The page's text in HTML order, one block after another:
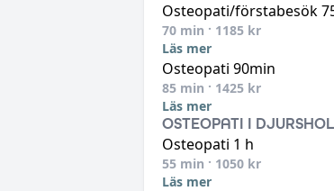
Osteopati/förstabesök
70 min · 1185 kr
Läs mer
Osteopati 90min
85 min · 1425 kr
Läs mer
OSTEOPATI I
Osteopati 1 h
55 min · 1050 kr
Läs mer